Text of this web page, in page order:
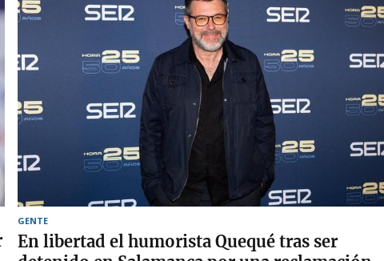
GENTE
En libertad el humorista Quequé tras ser